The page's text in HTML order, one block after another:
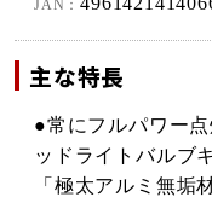
JAN：
主な特長
●常にフルパワー
ッドライトバルブ
「極太アルミ無垢